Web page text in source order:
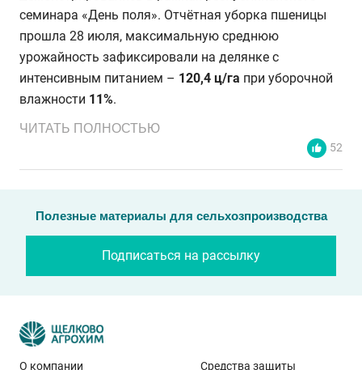
семинара «День поля». Отчётная уборка пшеницы
прошла 28 июля, максимальную среднюю
урожайность зафиксировали на делянке с
интенсивным питанием – 120,4 ц/га при уборочной
влажности 11%.
ЧИТАТЬ ПОЛНОСТЬЮ
52
Полезные материалы для сельхозпроизводства
Подписаться на рассылку
О компании
Средства защиты